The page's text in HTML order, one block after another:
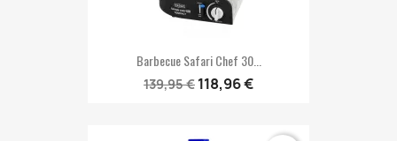
Barbecue Safari Chef 30...
139,95 € 118,96 €